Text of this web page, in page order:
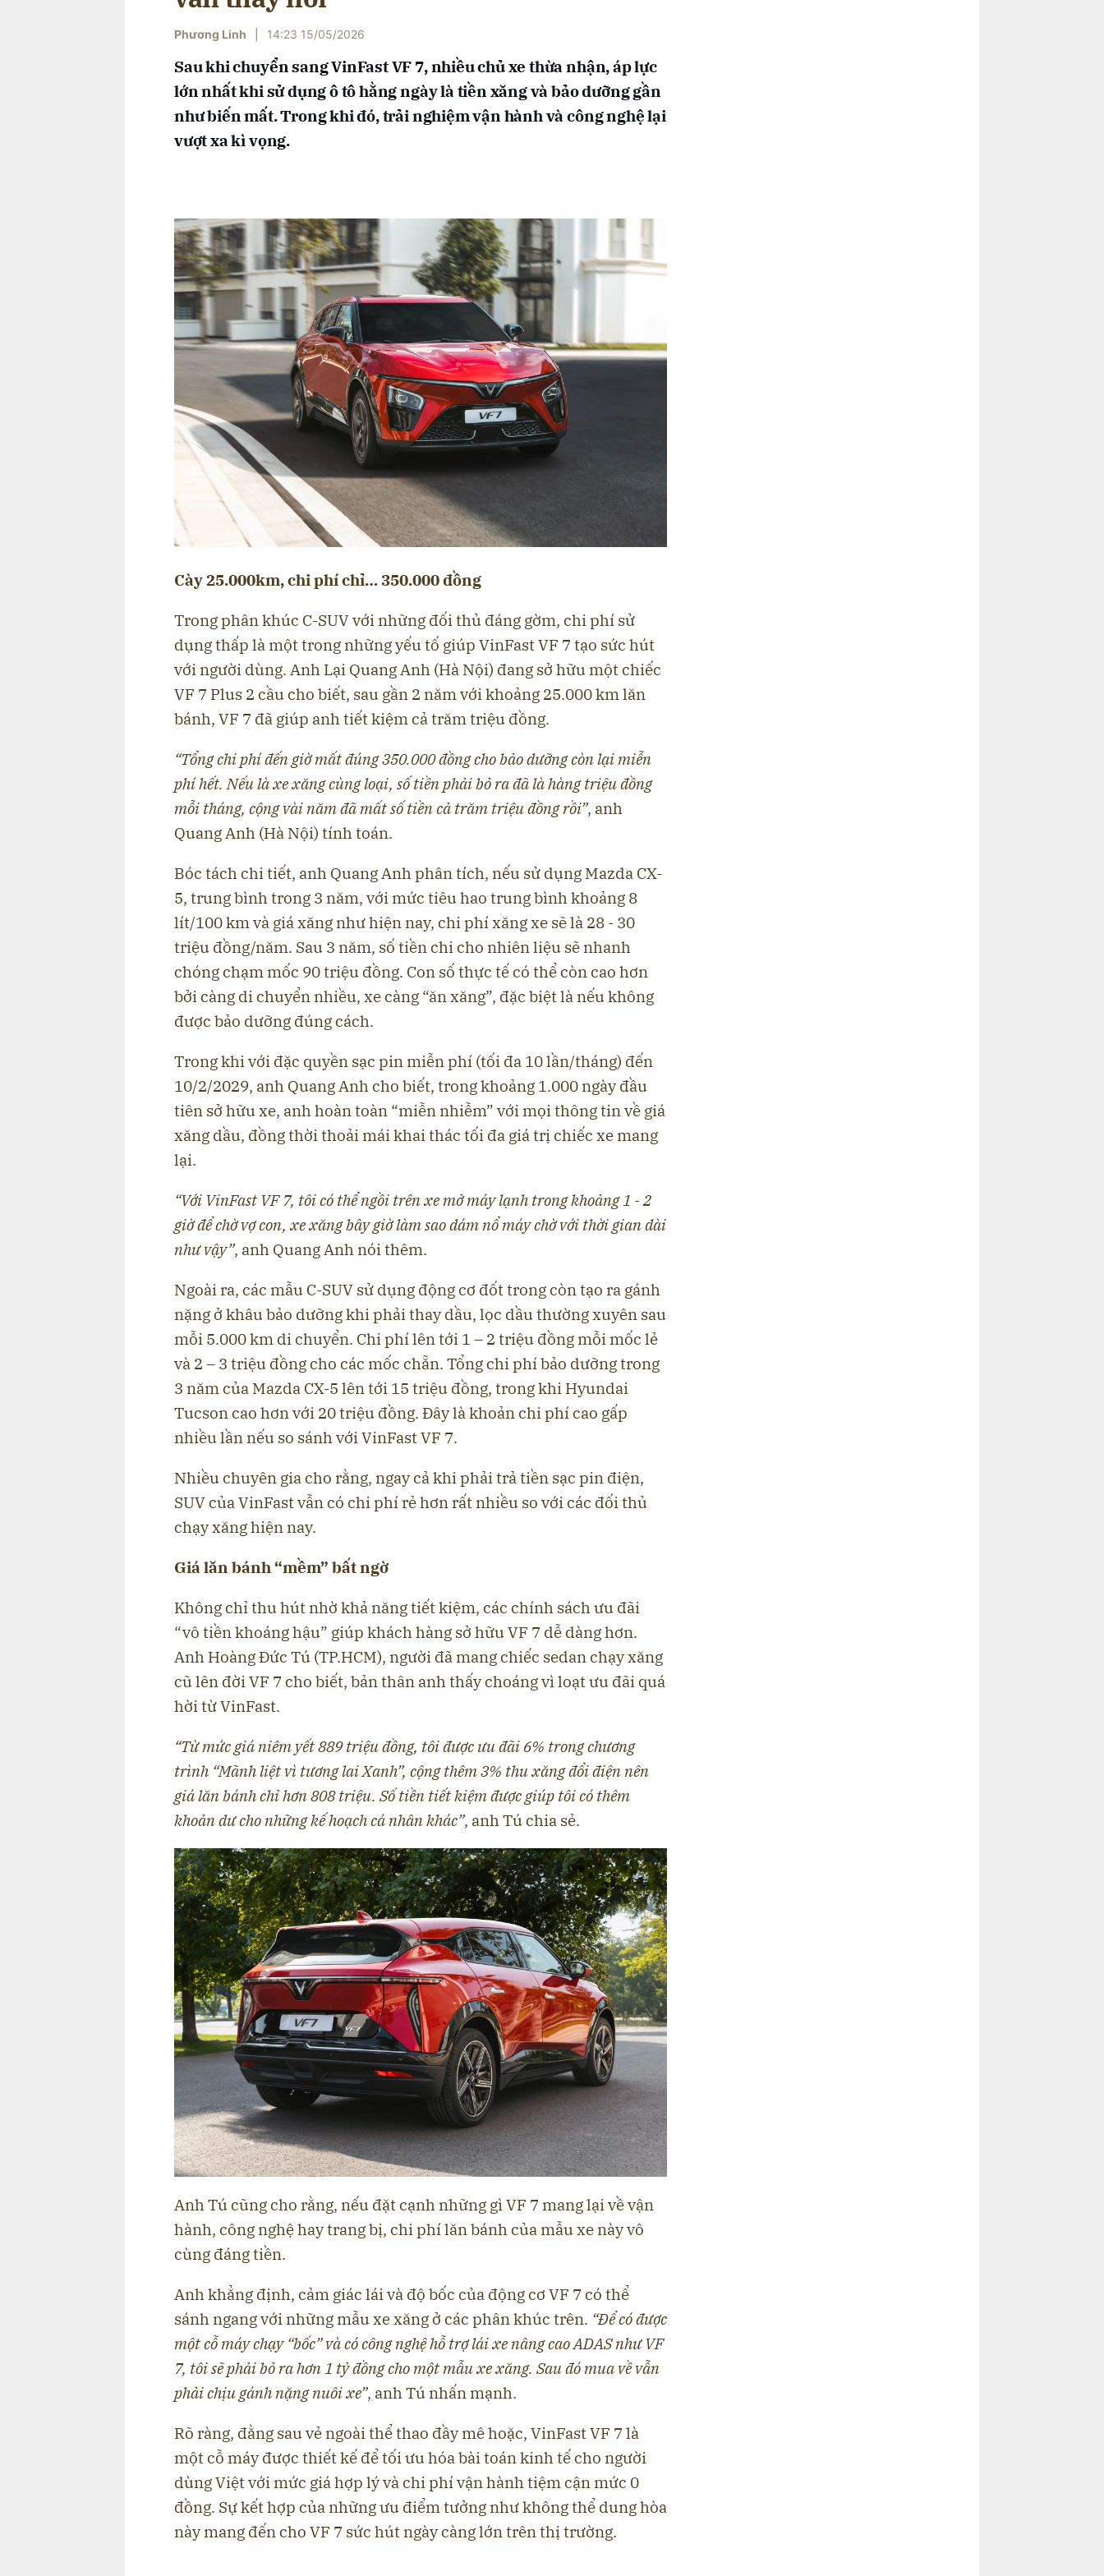
Phương Linh 14:23 15/05/2026
Sau khi chuyển sang VinFast VF 7, nhiều chủ xe thừa nhận, áp lực
lớn nhất khi sử dụng ô tô hằng ngày là tiền xăng và bảo dưỡng gần
như biến mất. Trong khi đó, trải nghiệm vận hành và công nghệ lại
vượt xa kì vọng.
Cày25.000km, chi phí chỉ… 350.000 đồng
Trong phân khúc C-SUV với những đối thủ đáng gờm, chi phí sử
dụng thấp là một trong những yếu tố giúp VinFast VF 7 tạo sức hút
với người dùng. Anh Lại Quang Anh (Hà Nội) đang sở hữu một chiếc
VF 7 Plus 2 cầu cho biết, sau gần 2 năm với khoảng 25.000 km lăn
bánh, VF 7 đã giúp anh tiết kiệm cả trăm triệu đồng.
“Tổng chi phí đến giờ mất đúng 350.000 đồng cho bảo dưỡng còn lại miễn
phí hết. Nếu là xe xăng cùng loại, số tiền phải bỏ ra đã là hàng triệu đồng
mỗi tháng, cộng vài năm đã mất số tiền cả trăm triệu đồng rồi”, anh
Quang Anh (Hà Nội) tính toán.
Bóc tách chi tiết, anh Quang Anh phân tích, nếu sử dụng Mazda CX-
5, trung bình trong 3 năm, với mức tiêu hao trung bình khoảng 8
lít/100 km và giá xăng như hiện nay, chi phí xăng xe sẽ là 28 - 30
triệu đồng/năm. Sau 3 năm, số tiền chi cho nhiên liệu sẽ nhanh
chóng chạm mốc 90 triệu đồng. Con số thực tế có thể còn cao hơn
bởi càng di chuyển nhiều, xe càng “ăn xăng”, đặc biệt là nếu không
được bảo dưỡng đúng cách.
Trong khi với đặc quyền sạc pin miễn phí (tối đa 10 lần/tháng) đến
10/2/2029, anh Quang Anh cho biết, trong khoảng 1.000 ngày đầu
tiên sở hữu xe, anh hoàn toàn “miễn nhiễm” với mọi thông tin về giá
xăng dầu, đồng thời thoải mái khai thác tối đa giá trị chiếc xe mang
lại.
“Với VinFast VF 7, tôi có thể ngồi trên xe mở máy lạnh trong khoảng 1 - 2
giờ để chờ vợ con, xe xăng bây giờ làm sao dám nổ máy chờ với thời gian dài
như vậy”, anh Quang Anh nói thêm.
Ngoài ra, các mẫu C-SUV sử dụng động cơ đốt trong còn tạo ra gánh
nặng ở khâu bảo dưỡng khi phải thay dầu, lọc dầu thường xuyên sau
mỗi 5.000 km di chuyển. Chi phí lên tới 1 – 2 triệu đồng mỗi mốc lẻ
và 2 – 3 triệu đồng cho các mốc chẵn. Tổng chi phí bảo dưỡng trong
3 năm của Mazda CX-5 lên tới 15 triệu đồng, trong khi Hyundai
Tucson cao hơn với 20 triệu đồng. Đây là khoản chi phí cao gấp
nhiều lần nếu so sánh với VinFast VF 7.
Nhiều chuyên gia cho rằng, ngay cả khi phải trả tiền sạc pin điện,
SUV của VinFast vẫn có chi phí rẻ hơn rất nhiều so với các đối thủ
chạy xăng hiện nay.
Giá lăn bánh “mềm” bất ngờ
Không chỉ thu hút nhờ khả năng tiết kiệm, các chính sách ưu đãi
“vô tiền khoáng hậu” giúp khách hàng sở hữu VF 7 dễ dàng hơn.
Anh Hoàng Đức Tú (TP.HCM), người đã mang chiếc sedan chạy xăng
cũ lên đời VF 7 cho biết, bản thân anh thấy choáng vì loạt ưu đãi quá
hời từ VinFast.
“Từmức giá niêm yết 889 triệu đồng, tôi được ưu đãi 6% trong chương
trình “Mãnh liệt vì tương lai Xanh”, cộng thêm 3% thu xăng đổi điện nên
giá lăn bánh chỉ hơn 808 triệu. Số tiền tiết kiệm được giúp tôi có thêm
khoảndưcho những kế hoạch cá nhân khác”, anh Tú chia sẻ.
Anh Tú cũng cho rằng, nếu đặt cạnh những gì VF 7 mang lại về vận
hành, công nghệ hay trang bị, chi phí lăn bánh của mẫu xe này vô
cùng đáng tiền.
Anh khẳng định, cảm giác lái và độ bốc của động cơ VF 7 có thể
sánh ngang với những mẫu xe xăng ở các phân khúc trên. “Để có được
một cỗ máy chạy “bốc” và có công nghệ hỗ trợ lái xe nâng cao ADAS như VF
7, tôi sẽ phải bỏ ra hơn 1 tỷ đồng cho một mẫu xe xăng. Sau đó mua về vẫn
phải chịu gánh nặng nuôi xe”, anh Tú nhấn mạnh.
Rõ ràng, đằng sau vẻ ngoài thể thao đầy mê hoặc, VinFast VF 7 là
một cỗ máy được thiết kế để tối ưu hóa bài toán kinh tế cho người
dùng Việt với mức giá hợp lý và chi phí vận hành tiệm cận mức 0
đồng. Sự kết hợp của những ưu điểm tưởng như không thể dung hòa
này mang đến cho VF 7 sức hút ngày càng lớn trên thị trường.